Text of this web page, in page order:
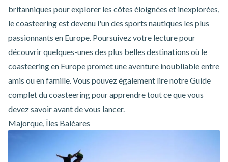
britanniques pour explorer les côtes éloignées et inexplorées,
le coasteering est devenu l'un des sports nautiques les plus
passionnants en Europe. Poursuivez votre lecture pour
découvrir quelques-unes des plus belles destinations où le
coasteering en Europe promet une aventure inoubliable entre
amis ou en famille. Vous pouvez également lire notreGuide
complet du coasteeringpour apprendre tout ce que vous
devez savoir avant de vous lancer.
Majorque, Îles Baléares